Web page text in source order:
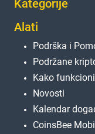
Kategorije
Alati
Podrška i
Podržane
Kako
Novosti
Kalendar
CoinsBee